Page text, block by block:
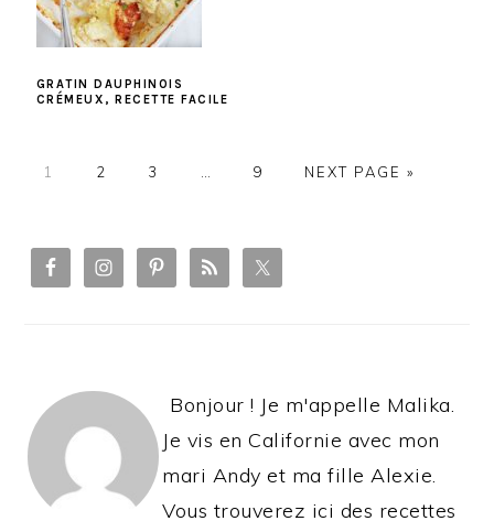
GRATIN DAUPHINOIS
CRÉMEUX, RECETTE FACILE
PAGE
1 PAGE
2 PAGE
3 PAGE
9 NEXT PAGE »
SIDEBAR
Bonjour ! Je m'appelle Malika.
Je vis en Californie avec mon
mari Andy et ma fille Alexie.
Vous trouverez ici des recettes